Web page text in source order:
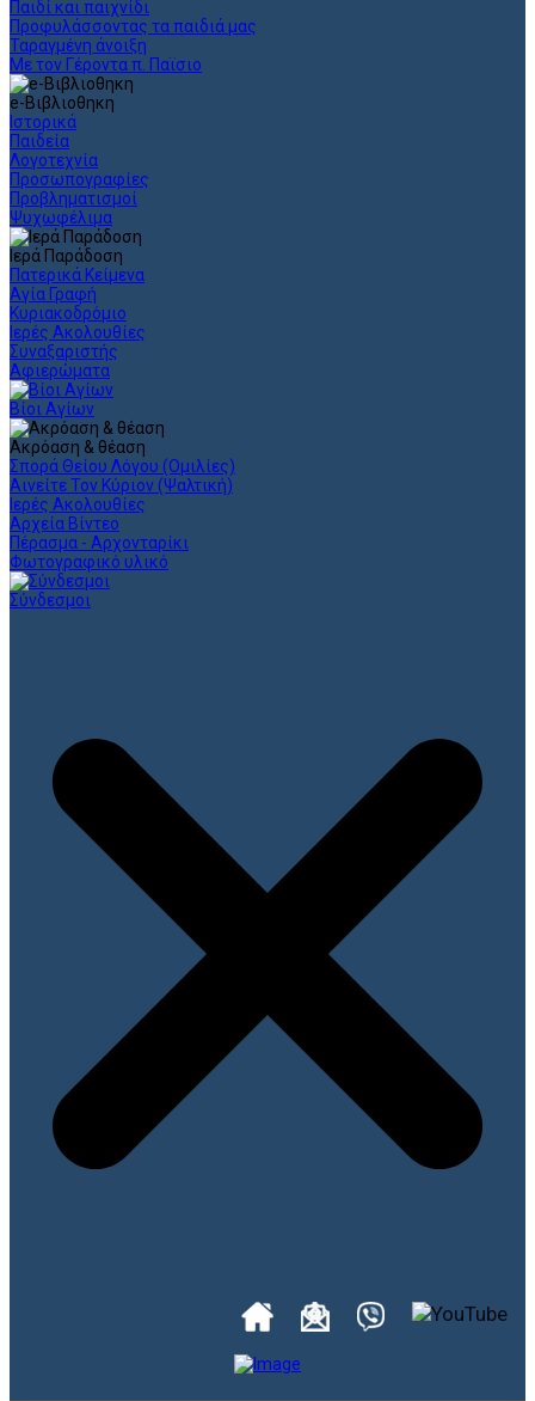
Παιδί και παιχνίδι
Προφυλάσσοντας τα παιδιά μας
Ταραγμένη άνοιξη
Με τον Γέροντα π. Παϊσιο
e-Βιβλιοθηκη
Ιστορικά
Παιδεία
Λογοτεχνία
Προσωπογραφίες
Προβληματισμοί
Ψυχωφέλιμα
Ιερά Παράδοση
Πατερικά Κείμενα
Αγία Γραφή
Κυριακοδρόμιο
Ιερές Ακολουθίες
Συναξαριστής
Αφιερώματα
Βίοι Αγίων
Ακρόαση & θέαση
Σπορά Θείου Λόγου (Ομιλίες)
Αινείτε Τον Κύριον (Ψαλτική)
Ιερές Ακολουθίες
Αρχεία Βίντεο
Πέρασμα - Αρχονταρίκι
Φωτογραφικό υλικό
Σύνδεσμοι